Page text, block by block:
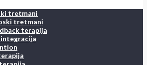
tretmani
tretmani
terapija